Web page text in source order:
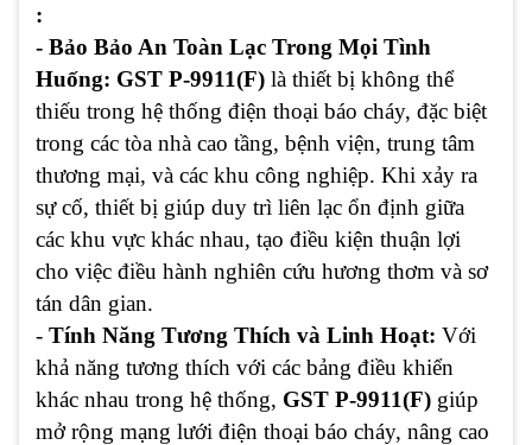
:
- Bảo Bảo An Toàn Lạc Trong Mọi Tình
Huống: GST P-9911(F) là thiết bị không thể
thiếu trong hệ thống điện thoại báo cháy, đặc biệt
trong các tòa nhà cao tầng, bệnh viện, trung tâm
thương mại, và các khu công nghiệp. Khi xảy ra
sự cố, thiết bị giúp duy trì liên lạc ổn định giữa
các khu vực khác nhau, tạo điều kiện thuận lợi
cho việc điều hành nghiên cứu hương thơm và sơ
tán dân gian.
- Tính Năng Tương Thích và Linh Hoạt: Với
khả năng tương thích với các bảng điều khiển
khác nhau trong hệ thống, GST P-9911(F) giúp
mở rộng mạng lưới điện thoại báo cháy, nâng cao